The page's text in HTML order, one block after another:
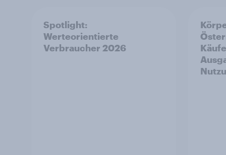
Spotlight:
Werteorientierte
Verbraucher 2026